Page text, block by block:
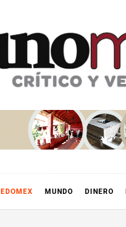
EDOMEX MUNDO DINERO